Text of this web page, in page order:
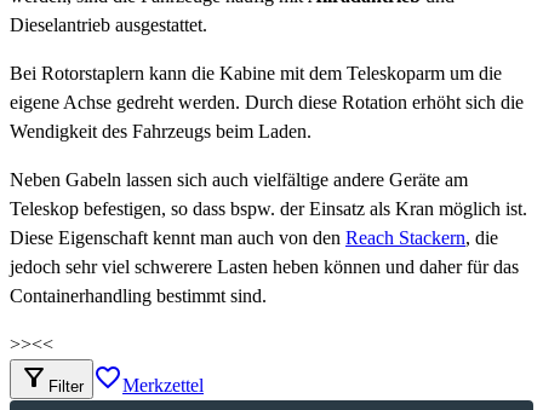
Dieselantrieb ausgestattet.
Bei Rotorstaplern kann die Kabine mit dem Teleskoparm um die
eigene Achse gedreht werden. Durch diese Rotation erhöht sich die
Wendigkeit des Fahrzeugs beim Laden.
Neben Gabeln lassen sich auch vielfältige andere Geräte am
Teleskop befestigen, so dass bspw. der Einsatz als Kran möglich ist.
Diese Eigenschaft kennt man auch von den Reach Stackern, die
jedoch sehr viel schwerere Lasten heben können und daher für das
Containerhandling bestimmt sind.
>><<
filter_alt Filter favorite_borderMerkzettel